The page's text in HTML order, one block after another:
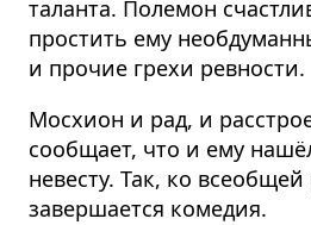
таланта. Полемон
простить ему
и прочие грехи ревности.
Мосхион и рад, и
сообщает, что и ему
невесту. Так, ко всеобщей
завершается комедия.